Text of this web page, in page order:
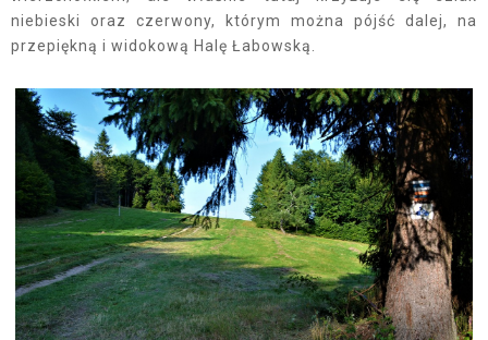
niebieski oraz czerwony, którym można pójść dalej, na
przepiękną i widokową Halę Łabowską.